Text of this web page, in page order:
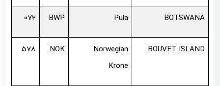
BOTSWANA
Pula
BWP
072
BOUVET ISLAND
Norwegian
Krone
NOK
578